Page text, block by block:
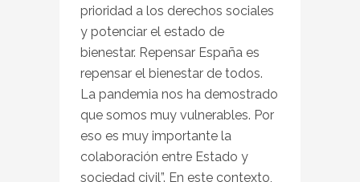
prioridad a los derechos sociales
y potenciar el estado de
bienestar. Repensar España es
repensar el bienestar de todos.
La pandemia nos ha demostrado
que somos muy vulnerables. Por
eso es muy importante la
colaboración entre Estado y
sociedad civil”. En este contexto,